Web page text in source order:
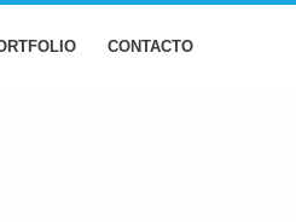
CONTACTO